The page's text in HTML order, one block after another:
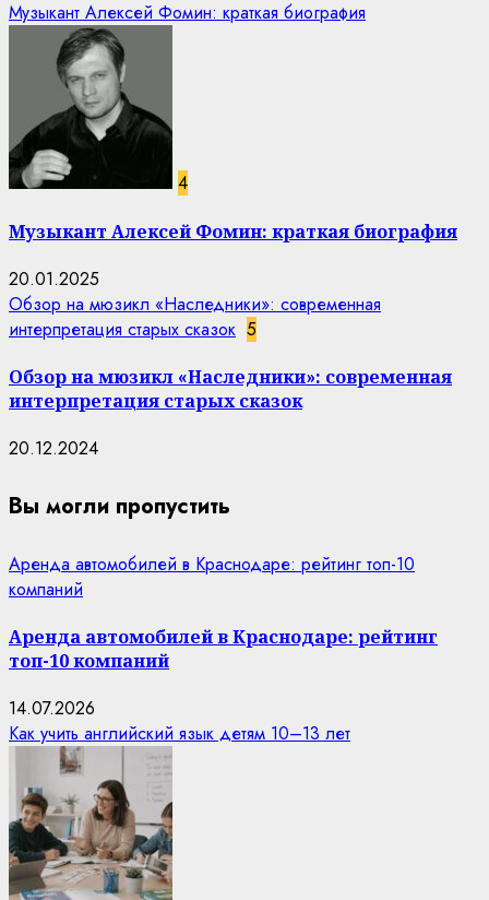
Музыкант Алексей Фомин: краткая биография
4
Музыкант Алексей Фомин: краткая биография
20.01.2025
Обзор на мюзикл «Наследники»: современная
интерпретация старых сказок 5
Обзор на мюзикл «Наследники»: современная
интерпретация старых сказок
20.12.2024
Вы могли пропустить
Аренда автомобилей в Краснодаре: рейтинг топ-10
компаний
Аренда автомобилей в Краснодаре: рейтинг
топ-10 компаний
14.07.2026
Как учить английский язык детям 10–13 лет